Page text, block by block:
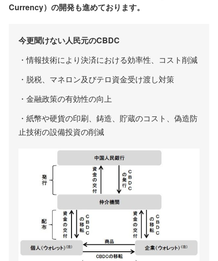
Currency）の開発も進めております。
今更聞けない人民元のCBDC
・情報技術により決済における効率性、コスト削減
・脱税、マネロン及びテロ資金受け渡し対策
・金融政策の有効性の向上
・紙幣や硬貨の印刷、鋳造、貯蔵のコスト、偽造防
止技術の設備投資の削減